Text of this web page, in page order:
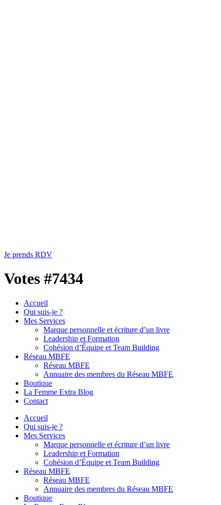
Je prends RDV
Votes #7434
Accueil
Qui suis-je ?
Mes Services
Marque personnelle et écriture d’un livre
Leadership et Formation
Cohésion d’Équipe et Team Building
Réseau MBFE
Réseau MBFE
Annuaire des membres du Réseau MBFE
Boutique
La Femme Extra Blog
Contact
Accueil
Qui suis-je ?
Mes Services
Marque personnelle et écriture d’un livre
Leadership et Formation
Cohésion d’Équipe et Team Building
Réseau MBFE
Réseau MBFE
Annuaire des membres du Réseau MBFE
Boutique